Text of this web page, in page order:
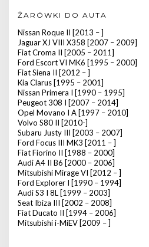
ŻARÓWKI DO AUTA
Nissan Roque II [2013 – ]
Jaguar XJ VIII X358 [2007 – 2009]
Fiat Croma II [2005 – 2011]
Ford Escort VI MK6 [1995 – 2000]
Fiat Siena II [2012 – ]
Kia Clarus [1995 – 2001]
Nissan Primera I [1990 – 1995]
Peugeot 308 I [2007 – 2014]
Opel Movano I A [1997 – 2010]
Volvo S80 II [2010-]
Subaru Justy III [2003 – 2007]
Ford Focus III MK3 [2011 – ]
Fiat Fiorino II [1988 – 2000]
Audi A4 II B6 [2000 – 2006]
Mitsubishi Mirage VI [2012 – ]
Ford Explorer I [1990 – 1994]
Audi S3 I 8L [1999 – 2003]
Seat Ibiza III [2002 – 2008]
Fiat Ducato II [1994 – 2006]
Mitsubishi i-MiEV [2009 – ]